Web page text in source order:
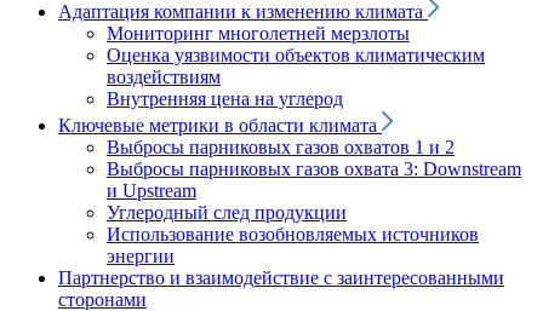
Адаптация компании к изменению климата
Мониторинг многолетней мерзлоты
Оценка уязвимости объектов климатическим
воздействиям
Внутренняя цена на углерод
Ключевые метрики в области климата
Выбросы парниковых газов охватов 1 и 2
Выбросы парниковых газов охвата 3: Downstream
и Upstream
Углеродный след продукции
Использование возобновляемых источников
энергии
Партнерство и взаимодействие с заинтересованными
сторонами